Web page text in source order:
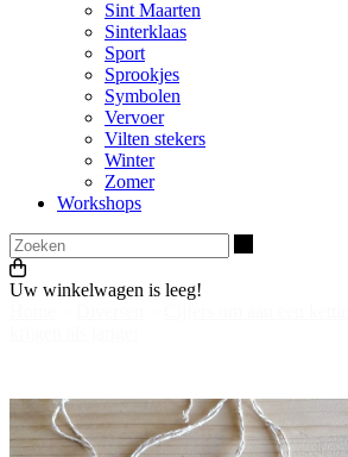
Sint Maarten
Sinterklaas
Sport
Sprookjes
Symbolen
Vervoer
Vilten stekers
Winter
Zomer
Workshops
Uw winkelwagen is leeg!